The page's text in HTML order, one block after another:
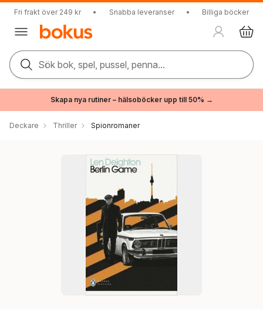
Fri frakt över 249 kr • Snabba leveranser • Billiga böcker
Sök bok, spel, pussel, penna...
Skapa nya rutiner – hälsoböcker upp till 50% →
Deckare Thriller Spionromaner